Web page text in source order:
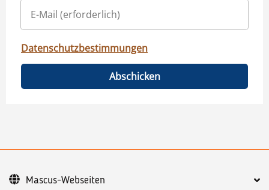
Datenschutzbestimmungen
Abschicken
Mascus-Webseiten